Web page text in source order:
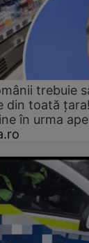
trebuie
din toată
în urma